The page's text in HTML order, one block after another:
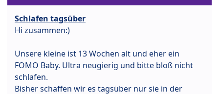
Schlafen tagsüber
Hi zusammen:)
Unsere kleine ist 13 Wochen alt und eher ein
FOMO Baby. Ultra neugierig und bitte bloß nicht
schlafen.
Bisher schaffen wir es tagsüber nur sie in der